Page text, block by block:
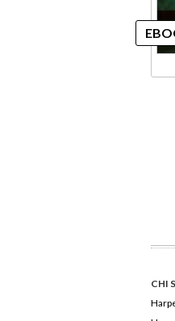
CHI